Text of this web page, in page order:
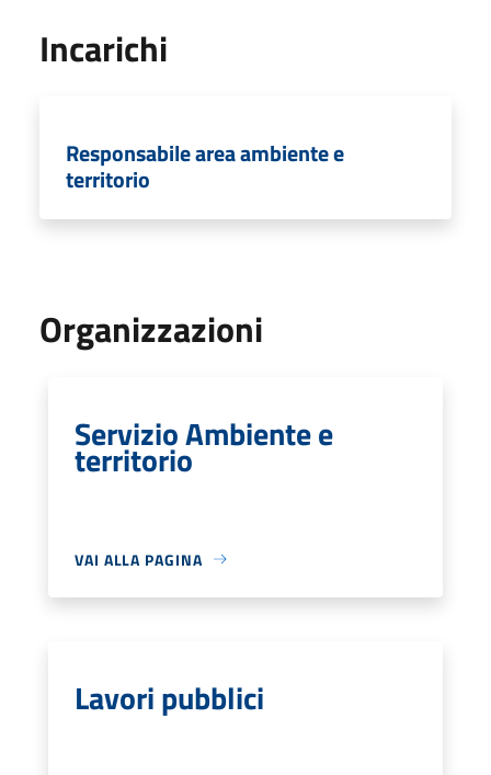
Incarichi
Responsabile area ambiente e
territorio
Organizzazioni
Servizio Ambiente e
territorio
VAI ALLA PAGINA
Lavori pubblici